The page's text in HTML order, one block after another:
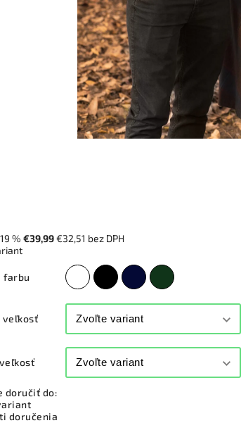
% €39,99€32,51 bez DPH
farbu
veľkosť
doručiť do:
doručenia